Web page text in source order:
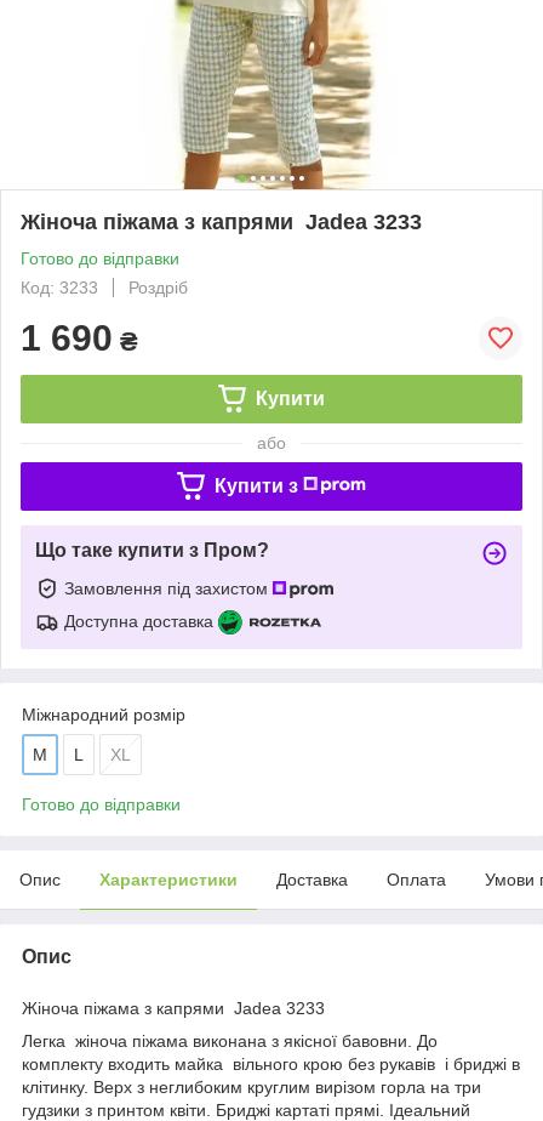
Жіноча піжама з капрями Jadea 3233
Готово до відправки
Код: 3233
Роздріб
1 690 ₴
Купити
або
Купити з
Що таке купити з Пром?
Замовлення під захистом
Доступна доставка
Міжнародний розмір
M L XL
Готово до відправки
Опис Характеристики Доставка Оплата Умови
Опис
Жіноча піжама з капрями Jadea 3233
Легка жіноча піжама виконана з якісної бавовни. До
комплекту входить майка вільного крою без рукавів і бриджі в
клітинку. Верх з неглибоким круглим вирізом горла на три
гудзики з принтом квіти. Бриджі картаті прямі. Ідеальний